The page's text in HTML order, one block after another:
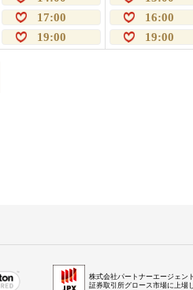
17:00
19:00
16:00
19:00
株式会社パートナーエージェン
証券取引所グロース市場に上場